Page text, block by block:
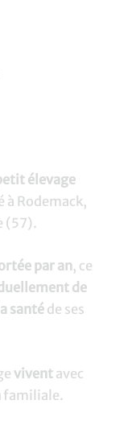
élevage
à Rodemack,
(57).
par an, ce
de
santé de ses
vivent avec
familiale.